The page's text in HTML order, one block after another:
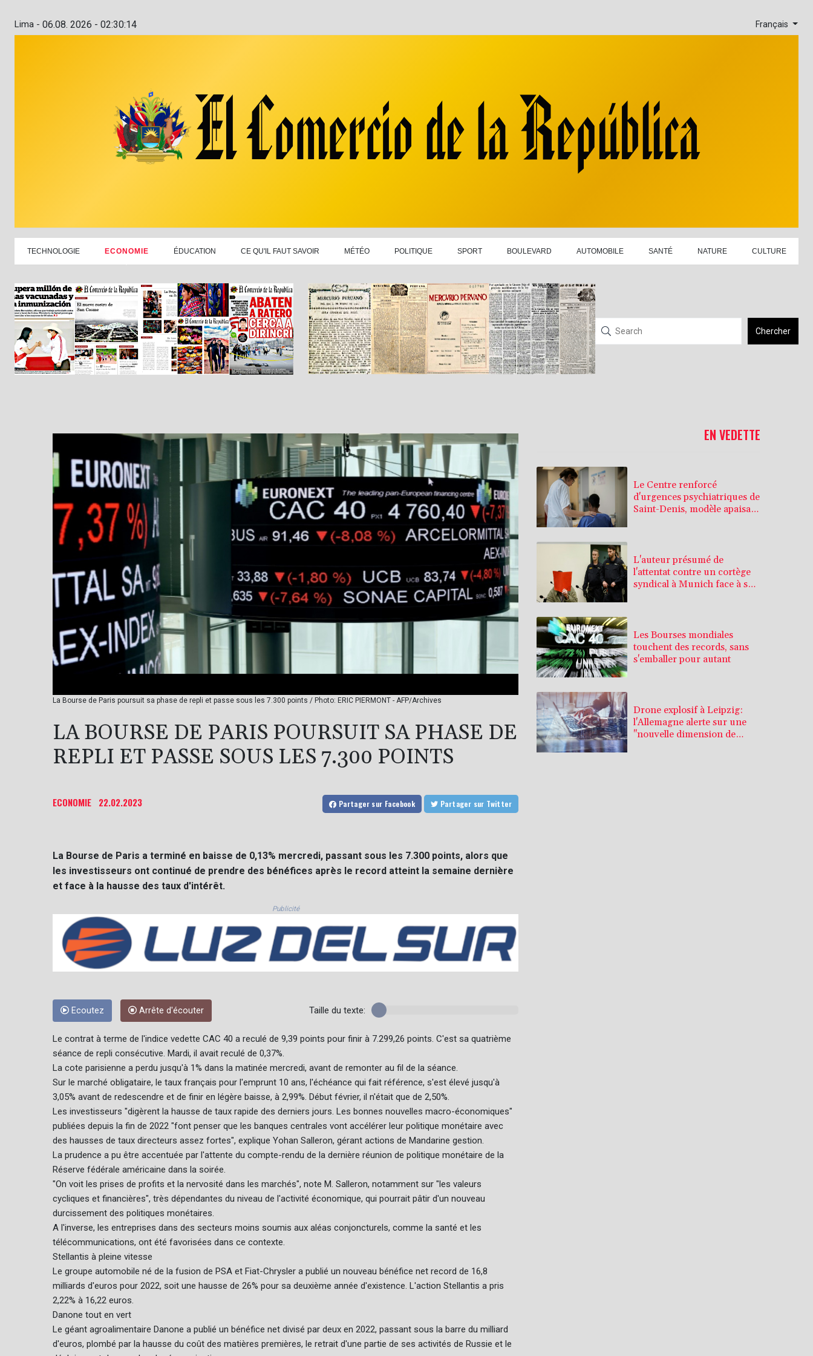
Lima - 06.08. 2026 - 02:30:15 Français
TECHNOLOGIE ECONOMIE ÉDUCATION CE QU'IL FAUT SAVOIR MÉTÉO POLITIQUE SPORT BOULEVARD AUTOMOBILE SANTÉ NATURE CULTURE
Chercher
La Bourse de Paris poursuit sa phase de repli et passe sous les 7.300 points / Photo: ERIC PIERMONT - AFP/Archives
LA BOURSE DE PARIS POURSUIT SA PHASE DE
REPLI ET PASSE SOUS LES 7.300 POINTS
ECONOMIE 22.02.2023 Partager sur Facebook Partager sur Twitter
La Bourse de Paris a terminé en baisse de 0,13% mercredi, passant sous les 7.300 points, alors que
les investisseurs ont continué de prendre des bénéfices après le record atteint la semaine dernière
et face à la hausse des taux d'intérêt.
Publicité
Ecoutez Arrête d'écouter Taille du texte:
Le contrat à terme de l'indice vedette CAC 40 a reculé de 9,39 points pour finir à 7.299,26 points. C'est sa quatrième
séance de repli consécutive. Mardi, il avait reculé de 0,37%.
La cote parisienne a perdu jusqu'à 1% dans la matinée mercredi, avant de remonter au fil de la séance.
Sur le marché obligataire, le taux français pour l'emprunt 10 ans, l'échéance qui fait référence, s'est élevé jusqu'à
3,05% avant de redescendre et de finir en légère baisse, à 2,99%. Début février, il n'était que de 2,50%.
Les investisseurs "digèrent la hausse de taux rapide des derniers jours. Les bonnes nouvelles macro-économiques"
publiées depuis la fin de 2022 "font penser que les banques centrales vont accélérer leur politique monétaire avec
des hausses de taux directeurs assez fortes", explique Yohan Salleron, gérant actions de Mandarine gestion.
La prudence a pu être accentuée par l'attente du compte-rendu de la dernière réunion de politique monétaire de la
Réserve fédérale américaine dans la soirée.
"On voit les prises de profits et la nervosité dans les marchés", note M. Salleron, notamment sur "les valeurs
cycliques et financières", très dépendantes du niveau de l'activité économique, qui pourrait pâtir d'un nouveau
durcissement des politiques monétaires.
A l'inverse, les entreprises dans des secteurs moins soumis aux aléas conjoncturels, comme la santé et les
télécommunications, ont été favorisées dans ce contexte.
Stellantis à pleine vitesse
Le groupe automobile né de la fusion de PSA et Fiat-Chrysler a publié un nouveau bénéfice net record de 16,8
milliards d'euros pour 2022, soit une hausse de 26% pour sa deuxième année d'existence. L'action Stellantis a pris
2,22% à 16,22 euros.
Danone tout en vert
Le géant agroalimentaire Danone a publié un bénéfice net divisé par deux en 2022, passant sous la barre du milliard
d'euros, plombé par la hausse du coût des matières premières, le retrait d'une partie de ses activités de Russie et le
EN VEDETTE
Le Centre renforcé
d'urgences psychiatriques de
Saint-Denis, modèle apaisant
L'auteur présumé de
l'attentat contre un cortège
syndical à Munich face à son
Les Bourses mondiales
touchent des records, sans
s'emballer pour autant
Drone explosif à Leipzig:
l'Allemagne alerte sur une
"nouvelle dimension de